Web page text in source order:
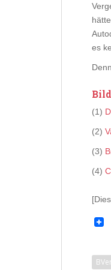
es
(1)
(2)
(3)
(4)